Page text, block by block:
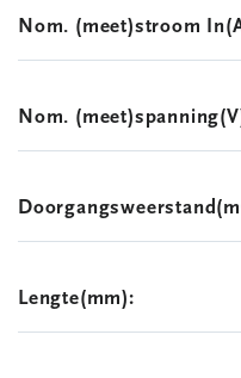
Nom. (meet)stroom
Nom.
Lengte(mm):